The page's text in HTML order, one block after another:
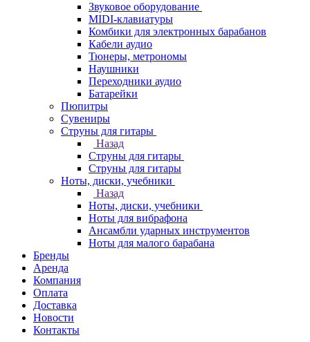
Звуковое оборудование
MIDI-клавиатуры
Комбики для электронных барабанов
Кабели аудио
Тюнеры, метрономы
Наушники
Переходники аудио
Батарейки
Пюпитры
Сувениры
Струны для гитары
Назад
Струны для гитары
Струны для гитары
Ноты, диски, учебники
Назад
Ноты, диски, учебники
Ноты для вибрафона
Ансамбли ударных инструментов
Ноты для малого барабана
Бренды
Аренда
Компания
Оплата
Доставка
Новости
Контакты